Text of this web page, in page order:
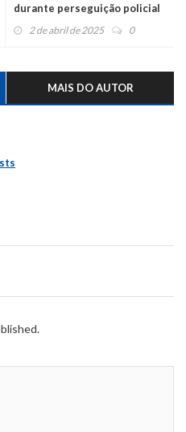
durante perseguição policial
2 de abril de 2025 0
MAIS DO AUTOR